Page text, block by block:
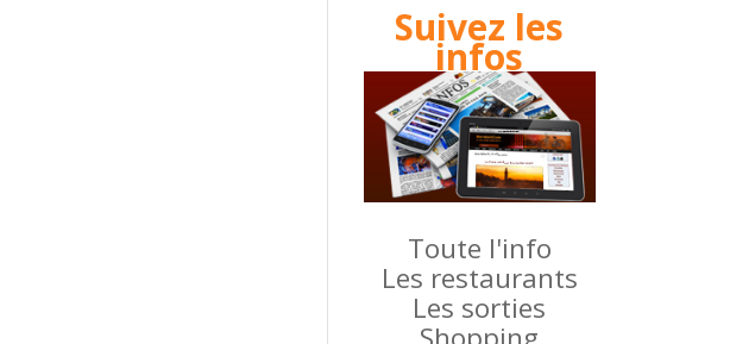
Suivez les
infos
Toute l'info
Les restaurants
Les sorties